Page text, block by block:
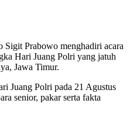
Sigit Prabowo menghadiri acara
Hari Juang Polri yang jatuh
Jawa Timur.
Juang Polri pada 21 Agustus
senior, pakar serta fakta